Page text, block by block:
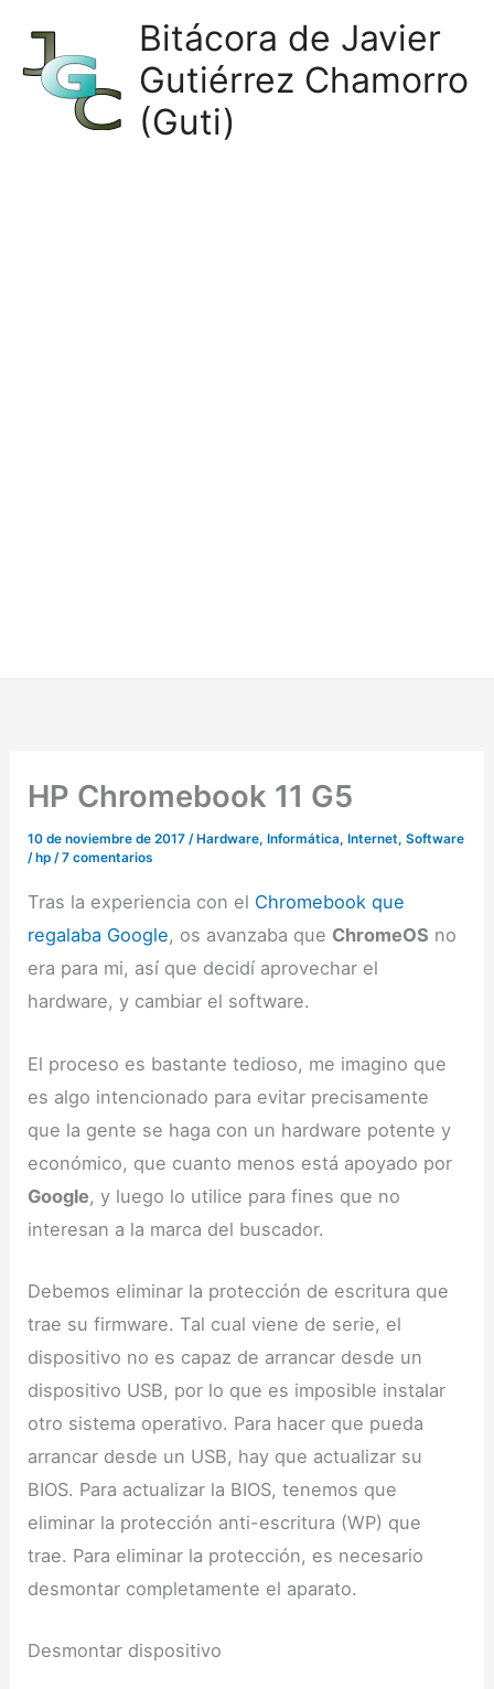
contenido
Bitácora de Javier
Gutiérrez Chamorro
(Guti)
HP Chromebook 11 G5
10 de noviembre de 2017/ Hardware, Informática, Internet,Software
/ hp /7 comentarios
Tras la experiencia con el Chromebook que
regalaba Google, os avanzaba que ChromeOS no
era para mi, así que decidí aprovechar el
hardware, y cambiar el software.
El proceso es bastante tedioso, me imagino que
es algo intencionado para evitar precisamente
que la gente se haga con un hardware potente y
económico, que cuanto menos está apoyado por
Google, y luego lo utilice para fines que no
interesan a la marca del buscador.
Debemos eliminar la protección de escritura que
trae su firmware. Tal cual viene de serie, el
dispositivo no es capaz de arrancar desde un
dispositivo USB, por lo que es imposible instalar
otro sistema operativo. Para hacer que pueda
arrancar desde un USB, hay que actualizar su
BIOS. Para actualizar la BIOS, tenemos que
eliminar la protección anti-escritura (WP) que
trae. Para eliminar la protección, es necesario
desmontar completamente el aparato.
Desmontar dispositivo